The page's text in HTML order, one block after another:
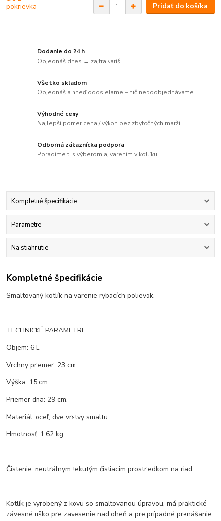
Pridať do košíka
Dodanie do 24 h
Objednáš dnes → zajtra varíš
Všetko skladom
Objednáš a hneď odosielame – nič nedoobjednávame
Výhodné ceny
Najlepší pomer cena / výkon bez zbytočných marží
Odborná zákaznícka podpora
Poradíme ti s výberom aj varením v kotlíku
Kompletné špecifikácie
Parametre
Na stiahnutie
Kompletné špecifikácie
Smaltovaný kotlík na varenie rybacích polievok.
TECHNICKÉ PARAMETRE
Objem: 6 L.
Vrchny priemer: 23 cm.
Výška: 15 cm.
Priemer dna: 29 cm.
Materiál: oceľ, dve vrstvy smaltu.
Hmotnosť: 1,62 kg.
Čistenie: neutrálnym tekutým čistiacim prostriedkom na riad.
Kotlík je vyrobený z kovu so smaltovanou úpravou, má praktické
závesné uško pre zavesenie nad oheň a pre prípadné prenášanie.